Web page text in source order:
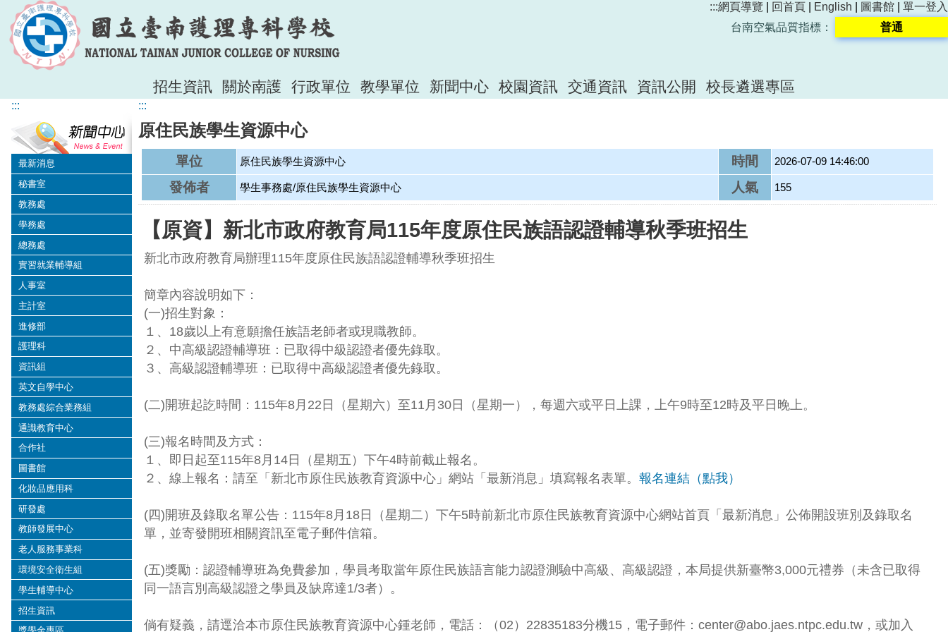
:::網頁導覽 回首頁 English 圖書館
單一登入
台南空氣品質指標：
普通
招生資訊 關於南護 行政單位 教學單位 新聞中心 校園資訊 交通資訊 資訊公開 校長遴選專區
:::
最新消息
秘書室
教務處
學務處
總務處
實習就業輔導組
人事室
主計室
進修部
護理科
資訊組
英文自學中心
教務處綜合業務組
通識教育中心
合作社
圖書館
化妝品應用科
研發處
教師發展中心
老人服務事業科
環境安全衛生組
學生輔導中心
招生資訊
:::
原住民族學生資源中心
單位 原住民族學生資源中心 時間 2026-07-09 14:46:00
發佈者 學生事務處/原住民族學生資源中心 人氣 155
【原資】新北市政府教育局115年度原住民族語認證輔導秋季班招生
新北市政府教育局辦理115年度原住民族語認證輔導秋季班招生
簡章內容說明如下：
(一)招生對象：
１、18歲以上有意願擔任族語老師者或現職教師。
２、中高級認證輔導班：已取得中級認證者優先錄取。
３、高級認證輔導班：已取得中高級認證者優先錄取。
(二)開班起訖時間：115年8月22日（星期六）至11月30日（星期一），每週六或平日上課，上午9時至12時及平日晚上。
(三)報名時間及方式：
１、即日起至115年8月14日（星期五）下午4時前截止報名。
２、線上報名：請至「新北市原住民族教育資源中心」網站「最新消息」填寫報名表單。 報名連結（點我）
(四)開班及錄取名單公告：115年8月18日（星期二）下午5時前新北市原住民族教育資源中心網站首頁「最新消息」公佈開設班別及錄取名
單，並寄發開班相關資訊至電子郵件信箱。
(五)獎勵：認證輔導班為免費參加，學員考取當年原住民族語言能力認證測驗中高級、高級認證，本局提供新臺幣3,000元禮券（未含已取得
同一語言別高級認證之學員及缺席達1/3者）。
倘有疑義，請逕洽本市原住民族教育資源中心鍾老師，電話：（02）22835183分機15，電子郵件：center@abo.jaes.ntpc.edu.tw，或加入